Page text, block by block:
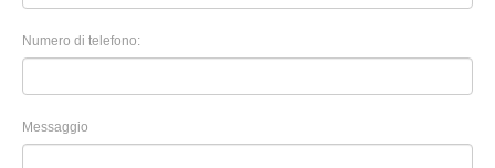
Numero di telefono:
Messaggio